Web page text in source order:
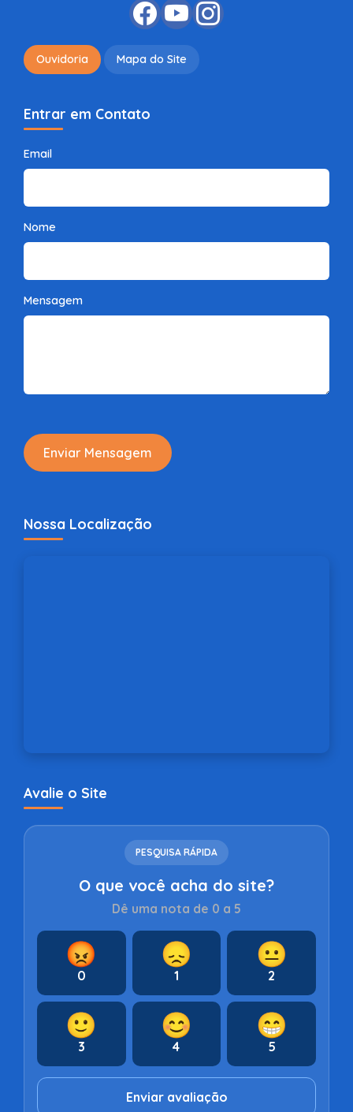
Ouvidoria Mapa do Site
Entrar em Contato
Email
Nome
Mensagem
Enviar Mensagem
Nossa Localização
Avalie o Site
PESQUISA RÁPIDA
O que você acha do site?
Dê uma nota de 0 a 5
😡
0
😞
1
😐
2
🙂
3
😊
4
😁
5
Enviar avaliação